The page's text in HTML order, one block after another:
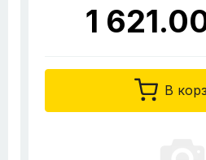
1
В